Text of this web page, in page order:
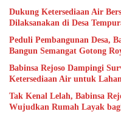
Dukung Ketersediaan Air
Dilaksanakan di Desa
Peduli Pembangunan Desa,
Bangun Semangat Gotong
Babinsa Rejoso Dampingi
Ketersediaan Air untuk
Tak Kenal Lelah, Babinsa
Wujudkan Rumah Layak